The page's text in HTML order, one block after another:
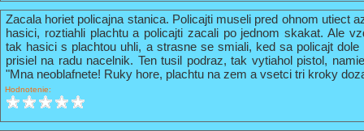
Zacala horiet policajna stanica. Policajti museli pred ohnom utiect
hasici, roztiahli plachtu a policajti zacali po jednom skakat. Ale
tak hasici s plachtou uhli, a strasne se smiali, ked sa policajt
prisiel na radu nacelnik. Ten tusil podraz, tak vytiahol pistol,
"Mna neoblafnete! Ruky hore, plachtu na zem a vsetci tri kroky
Hodnotenie: